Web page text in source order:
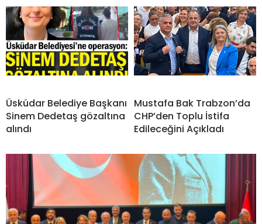
Üsküdar Belediye Başkanı
Sinem Dedetaş gözaltına
alındı
Mustafa Bak Trabzon’da
CHP’den Toplu İstifa
Edileceğini Açıkladı